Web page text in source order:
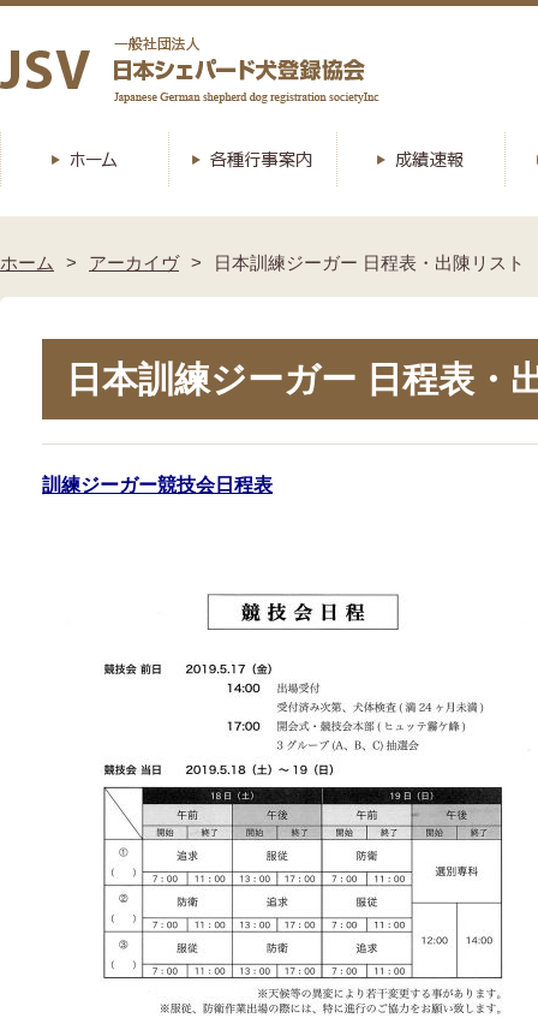
ホーム アーカイヴ 日本訓練ジーガー 日程表・出陳リスト
日本訓練ジーガー 日程表・
訓練ジーガー競技会日程表